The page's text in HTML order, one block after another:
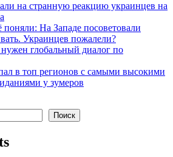
на странную реакцию украинцев на
поняли: На Западе посоветовали
Украинцев пожалели?
глобальный диалог по
в топ регионов с самыми высокими
у зумеров
Поиск